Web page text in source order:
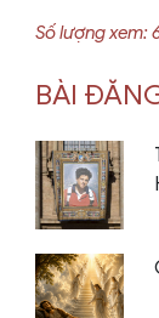
Số lượng xem:
BÀI